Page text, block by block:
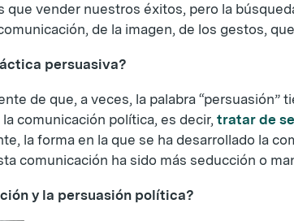
vender nuestros éxitos, pero la
de la imagen, de los gestos,
persuasiva?
de que, a veces, la palabra
comunicación política, es decir, tratar de
la forma en la que se ha desarrollado la
comunicación ha sido más seducción o
y la persuasión política?